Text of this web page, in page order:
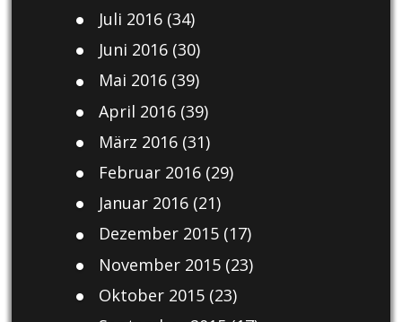
Juli 2016(34)
Juni 2016(30)
Mai 2016(39)
April 2016(39)
März 2016(31)
Februar 2016(29)
Januar 2016(21)
Dezember 2015(17)
November 2015(23)
Oktober 2015(23)